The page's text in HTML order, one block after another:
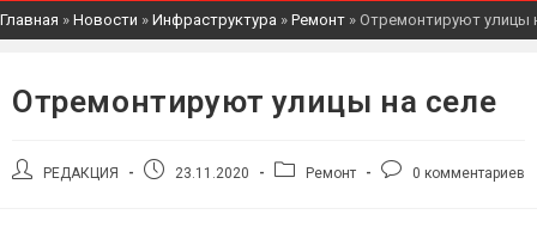
Главная » Новости » Инфраструктура » Ремонт » Отремонтируют улицы
Отремонтируют улицы на селе
АвторРЕДАКЦИЯ
Запись23.11.2020
Рубрика
Ремонт
Комментарии
0 комментариев